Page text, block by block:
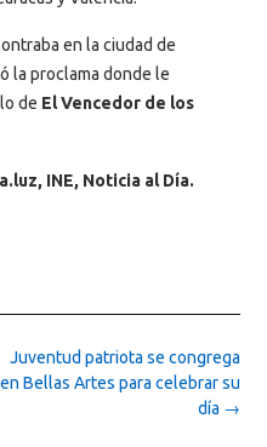
en la ciudad de
la proclama donde le
de El Vencedor de los
INE, Noticia al Día.
Juventud patriota se congrega
en Bellas Artes para celebrar su
día →